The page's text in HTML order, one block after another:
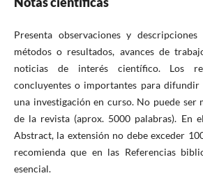
Presenta observaciones y
métodos o resultados, avances de
noticias de interés científico. Los
concluyentes o importantes para difundir
una investigación en curso. No puede ser
de la revista (aprox. 5000 palabras). En
Abstract, la extensión no debe exceder
recomienda que en las Referencias
esencial.